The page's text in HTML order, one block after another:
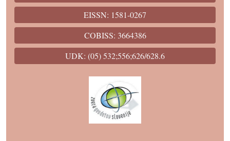
EISSN: 1581-0267
COBISS: 3664386
UDK: (05) 532;556;626/628.6